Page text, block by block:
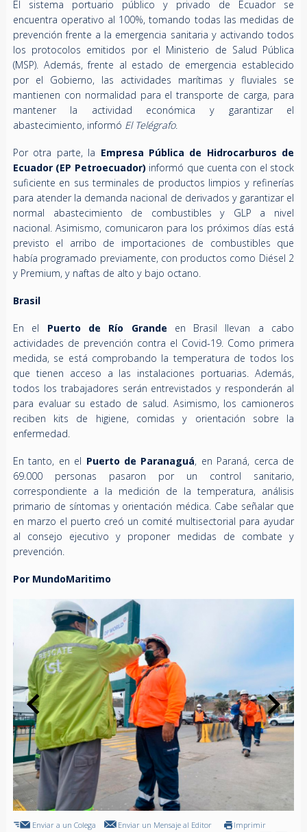
El sistema portuario público y privado de Ecuador se
encuentra operativo al 100%, tomando todas las medidas de
prevención frente a la emergencia sanitaria y activando todos
los protocolos emitidos por el Ministerio de Salud Pública
(MSP). Además, frente al estado de emergencia establecido
por el Gobierno, las actividades marítimas y fluviales se
mantienen con normalidad para el transporte de carga, para
mantener la actividad económica y garantizar el
abastecimiento, informó El Telégrafo.
Por otra parte, la Empresa Pública de Hidrocarburos de
Ecuador (EP Petroecuador)informó que cuenta con el stock
suficiente en sus terminales de productos limpios y refinerías
para atender la demanda nacional de derivados y garantizar el
normal abastecimiento de combustibles y GLP a nivel
nacional. Asimismo, comunicaron para los próximos días está
previsto el arribo de importaciones de combustibles que
había programado previamente, con productos como Diésel 2
y Premium, y naftas de alto y bajo octano.
Brasil
En el Puerto de Río Grande en Brasil llevan a cabo
actividades de prevención contra el Covid-19. Como primera
medida, se está comprobando la temperatura de todos los
que tienen acceso a las instalaciones portuarias. Además,
todos los trabajadores serán entrevistados y responderán al
para evaluar su estado de salud. Asimismo, los camioneros
reciben kits de higiene, comidas y orientación sobre la
enfermedad.
En tanto, en el Puerto de Paranaguá, en Paraná, cerca de
69.000 personas pasaron por un control sanitario,
correspondiente a la medición de la temperatura, análisis
primario de síntomas y orientación médica. Cabe señalar que
en marzo el puerto creó un comité multisectorial para ayudar
al consejo ejecutivo y proponer medidas de combate y
prevención.
Por MundoMaritimo
Enviar a un Colega Enviar un Mensaje al Editor Imprimir